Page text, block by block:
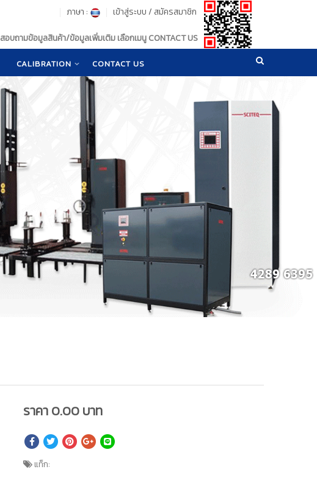
เข้าสู่ระบบ / สมัครสมาชิก
ภาษา :
สอบถามข้อมูลสินค้า/ข้อมูลเพิ่มเติม เลือกเมนู CONTACT US
CALIBRATION CONTACT US
ราคา0.00บาท
แท็ก: